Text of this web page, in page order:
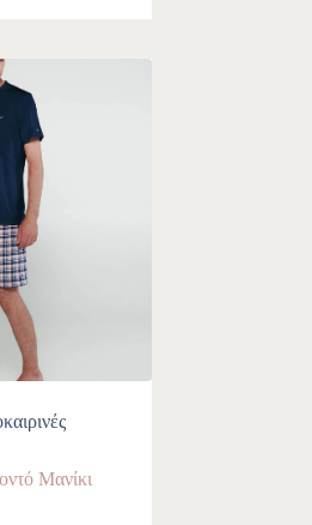
Μανίκι